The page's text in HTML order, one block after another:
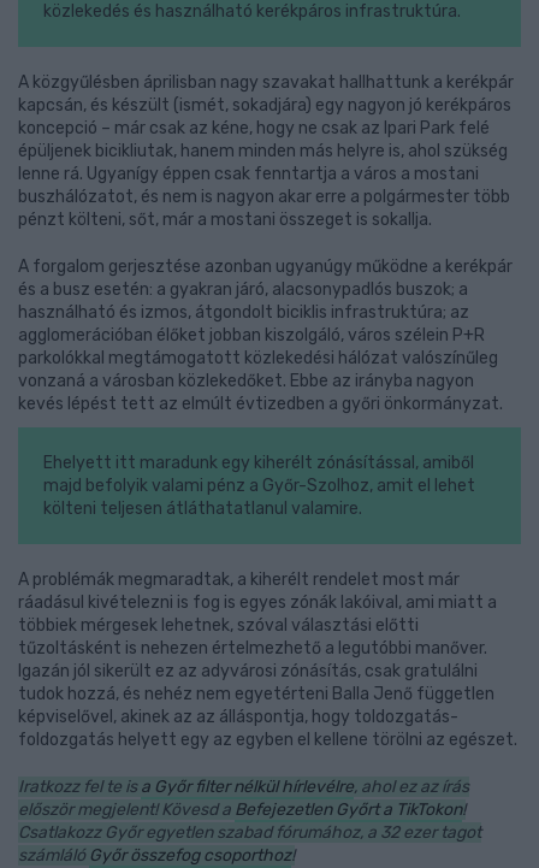
közlekedés és használható kerékpáros infrastruktúra.
A közgyűlésben áprilisban nagy szavakat hallhattunk a kerékpár
kapcsán, és készült (ismét, sokadjára) egy nagyon jó kerékpáros
koncepció – már csak az kéne, hogy ne csak az Ipari Park felé
épüljenek bicikliutak, hanem minden más helyre is, ahol szükség
lenne rá. Ugyanígy éppen csak fenntartja a város a mostani
buszhálózatot, és nem is nagyon akar erre a polgármester több
pénzt költeni, sőt, már a mostani összeget is sokallja.
A forgalom gerjesztése azonban ugyanúgy működne a kerékpár
és a busz esetén: a gyakran járó, alacsonypadlós buszok; a
használható és izmos, átgondolt biciklis infrastruktúra; az
agglomerációban élőket jobban kiszolgáló, város szélein P+R
parkolókkal megtámogatott közlekedési hálózat valószínűleg
vonzaná a városban közlekedőket. Ebbe az irányba nagyon
kevés lépést tett az elmúlt évtizedben a győri önkormányzat.
Ehelyett itt maradunk egy kiherélt zónásítással, amiből
majd befolyik valami pénz a Győr-Szolhoz, amit el lehet
költeni teljesen átláthatatlanul valamire.
A problémák megmaradtak, a kiherélt rendelet most már
ráadásul kivételezni is fog is egyes zónák lakóival, ami miatt a
többiek mérgesek lehetnek, szóval választási előtti
tűzoltásként is nehezen értelmezhető a legutóbbi manőver.
Igazán jól sikerült ez az adyvárosi zónásítás, csak gratulálni
tudok hozzá, és nehéz nem egyetérteni Balla Jenő független
képviselővel, akinek az az álláspontja, hogy toldozgatás-
foldozgatás helyett egy az egyben el kellene törölni az egészet.
Iratkozz fel te is a Győr filter nélkül hírlevélre, ahol ez az írás
először megjelent! Kövesd a Befejezetlen Győrt a TikTokon!
Csatlakozz Győr egyetlen szabad fórumához, a 32 ezer tagot
számláló Győr összefog csoporthoz!